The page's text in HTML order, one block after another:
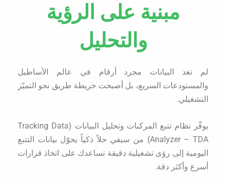
مبنية على الرؤية
والتحليل
لم تعد البيانات مجرد أرقام في عالم الأساطيل
والمستودعات السريع، بل أصبحت خريطة طريق نحو التميّز
التشغيلي.
يوفّر نظام تتبع المركبات وتحليل البيانات (Tracking Data
Analyzer – TDA) من سيفي حلاً ذكياً يحوّل بيانات التتبع
اليومية إلى رؤى تشغيلية دقيقة تساعدك على اتخاذ قرارات
أسرع وأكثر دقة.